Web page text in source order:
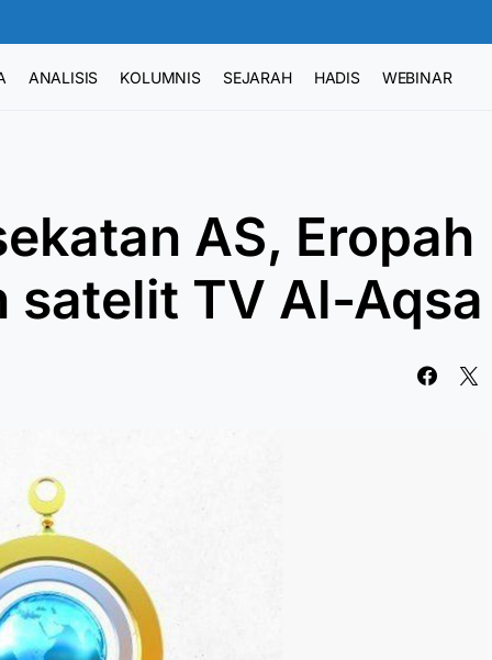
ANALISIS KOLUMNIS SEJARAH HADIS WEBINAR
AS, Eropah
satelit TV Al-Aqsa